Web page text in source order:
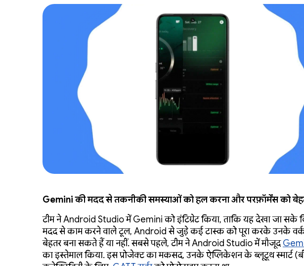
Gemini की मदद से तकनीकी समस्याओं को हल करना और परफ़ॉर्मेंस को
टीम ने Android Studio में Gemini को इंटिग्रेट किया, ताकि यह देखा जा
मदद से काम करने वाले टूल, Android से जुड़े कई टास्क को पूरा करके उनके
बेहतर बना सकते हैं या नहीं. सबसे पहले, टीम ने Android Studio में मौजूद
का इस्तेमाल किया. इस प्रोजेक्ट का मकसद, उनके ऐप्लिकेशन के ब्लूटूथ स्मार्ट